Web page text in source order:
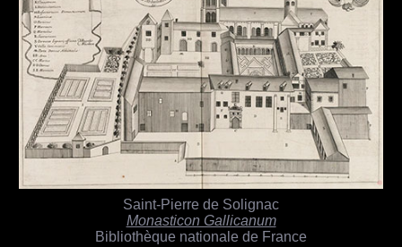
Saint-Pierre de Solignac
Monasticon Gallicanum
Bibliothèque nationale de France